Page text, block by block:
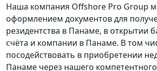
Наша компания Offshore Pro Group
оформлением документов для
резидентства в Панаме, в открытии
счёта и компании в Панаме. В том
посодействовать в приобретении
Панаме через нашего